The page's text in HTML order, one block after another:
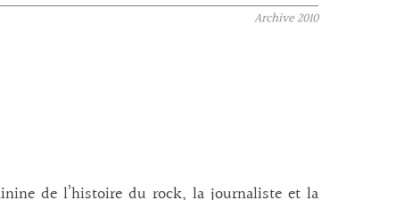
Archive2010
de l’histoire du rock, la journaliste et la